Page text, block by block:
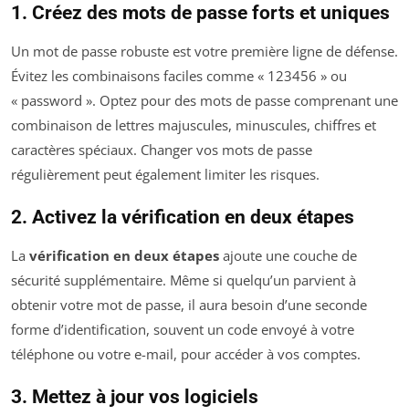
1. Créez des mots de passe forts et uniques
Un mot de passe robuste est votre première ligne de défense.
Évitez les combinaisons faciles comme « 123456 » ou
« password ». Optez pour des mots de passe comprenant une
combinaison de lettres majuscules, minuscules, chiffres et
caractères spéciaux. Changer vos mots de passe
régulièrement peut également limiter les risques.
2. Activez la vérification en deux étapes
La vérification en deux étapes ajoute une couche de
sécurité supplémentaire. Même si quelqu’un parvient à
obtenir votre mot de passe, il aura besoin d’une seconde
forme d’identification, souvent un code envoyé à votre
téléphone ou votre e-mail, pour accéder à vos comptes.
3. Mettez à jour vos logiciels